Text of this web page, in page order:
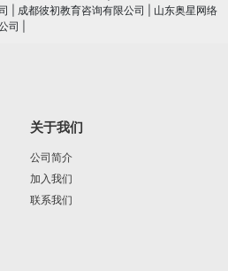
成都彼初教育咨询有限公司
山东奥星网络
司
关于我们
公司简介
加入我们
联系我们